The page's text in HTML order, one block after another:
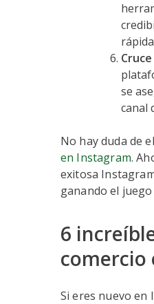
se
canal
No hay duda de
en Instagram.
exitosa
ganando el
6
comercio
Si eres nuevo en